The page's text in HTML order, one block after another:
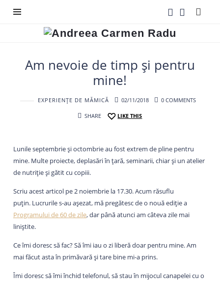
Andreea
Am nevoie de timp și pentru
mine!
EXPERIENȚE DE MĂMICĂ 02/11/2018 0 COMMENTS
SHARE LIKE THIS
Lunile septembrie și octombrie au fost extrem de pline pentru
mine. Multe proiecte, deplasări în țară, seminarii, chiar și un atelier
de nutriție și gătit cu copiii.
Scriu acest articol pe 2 noiembrie la 17.30. Acum răsuflu
puțin. Lucrurile s-au așezat, mă pregătesc de o nouă ediție a
Programului de 60 de zile, dar până atunci am câteva zile mai
liniștite.
Ce îmi doresc să fac? Să îmi iau o zi liberă doar pentru mine. Am
mai făcut asta în primăvară și tare bine mi-a prins.
Îmi doresc să îmi închid telefonul, să stau în mijocul canapelei cu o